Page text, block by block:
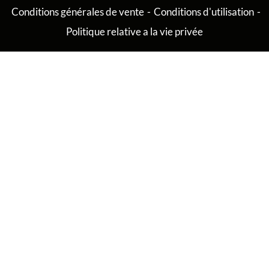
Conditions générales de vente - Conditions d'utilisation -
Politique relative a la vie privée